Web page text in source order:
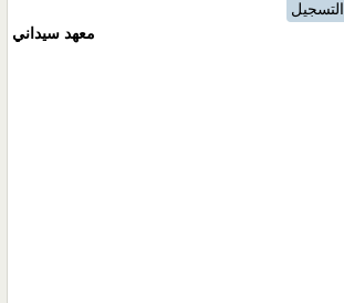
التسجيل
معهد سيداني